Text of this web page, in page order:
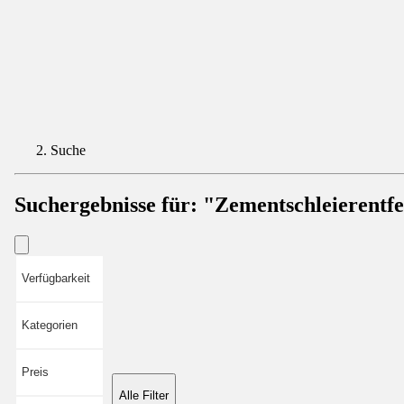
Suche
Suchergebnisse für:
Verfügbarkeit
Kategorien
Preis
Alle Filter